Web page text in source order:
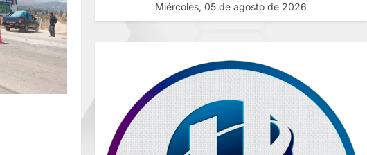
Miércoles, 05 de agosto de 2026